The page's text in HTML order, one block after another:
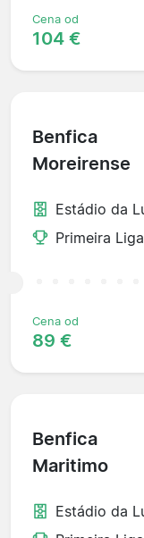
Cena od
104 €
Benfica
Moreirense
Estádio da
Primeira Liga
Cena od
89 €
Benfica
Maritimo
Estádio da